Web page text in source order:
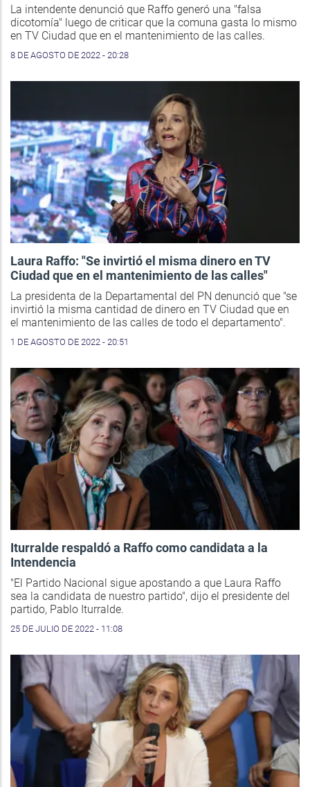
La intendente denunció que Raffo generó una "falsa
dicotomía" luego de criticar que la comuna gasta lo mismo
en TV Ciudad que en el mantenimiento de las calles.
8 DE AGOSTO DE 2022 - 20:28
Laura Raffo: "Se invirtió el misma dinero en TV
Ciudad que en el mantenimiento de las calles"
La presidenta de la Departamental del PN denunció que "se
invirtió la misma cantidad de dinero en TV Ciudad que en
el mantenimiento de las calles de todo el departamento".
1 DE AGOSTO DE 2022 - 20:51
Iturralde respaldó a Raffo como candidata a la
Intendencia
"El Partido Nacional sigue apostando a que Laura Raffo
sea la candidata de nuestro partido", dijo el presidente del
partido, Pablo Iturralde.
25 DE JULIO DE 2022 - 11:08